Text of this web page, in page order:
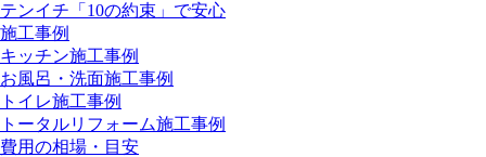
テンイチ「10の約束」で安心
施工事例
キッチン施工事例
お風呂・洗面施工事例
トイレ施工事例
トータルリフォーム施工事例
費用の相場・目安